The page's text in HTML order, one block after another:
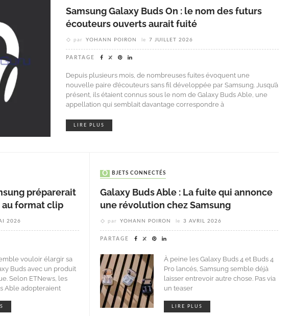
Samsung Galaxy Buds On : le nom des futurs
écouteurs ouverts aurait fuité
par YOHANN POIRON le 7 JUILLET 2026
PARTAGE
Depuis plusieurs mois, de nombreuses fuites évoquent une
nouvelle paire d’écouteurs sans fil développée par Samsung. Jusqu’à
présent, ils étaient connus sous le nom de Galaxy Buds Able, une
appellation qui semblait davantage correspondre à
LIRE PLUS
préparerait
format clip
2026
vouloir élargir sa
Buds avec un produit
Selon ETNews, les
Able adopteraient
OBJETS CONNECTÉS
Galaxy Buds Able : La fuite qui annonce
une révolution chez Samsung
par YOHANN POIRON le 3 AVRIL 2026
PARTAGE
À peine les Galaxy Buds 4 et Buds 4
Pro lancés, Samsung semble déjà
laisser entrevoir autre chose. Pas via
un teaser
LIRE PLUS